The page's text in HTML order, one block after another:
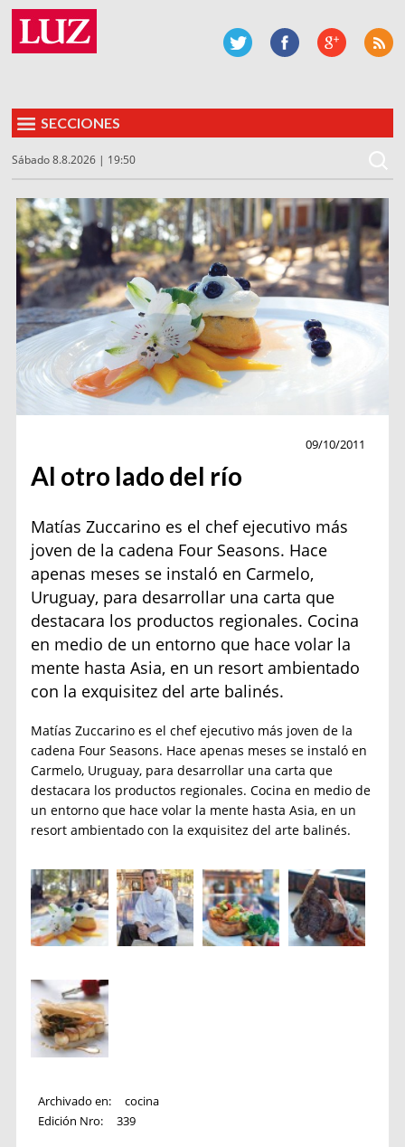
SECCIONES
Sábado 8.8.2026 | 19:50
09/10/2011
Al otro lado del río
Matías Zuccarino es el chef ejecutivo más
joven de la cadena Four Seasons. Hace
apenas meses se instaló en Carmelo,
Uruguay, para desarrollar una carta que
destacara los productos regionales. Cocina
en medio de un entorno que hace volar la
mente hasta Asia, en un resort ambientado
con la exquisitez del arte balinés.
Matías Zuccarino es el chef ejecutivo más joven de la
cadena Four Seasons. Hace apenas meses se instaló en
Carmelo, Uruguay, para desarrollar una carta que
destacara los productos regionales. Cocina en medio de
un entorno que hace volar la mente hasta Asia, en un
resort ambientado con la exquisitez del arte balinés.
Archivado en:
cocina
Edición Nro:
339